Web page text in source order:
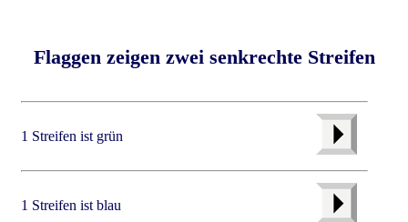
Flaggen zeigen zwei senkrechte Streifen
1 Streifen ist grün
1 Streifen ist blau